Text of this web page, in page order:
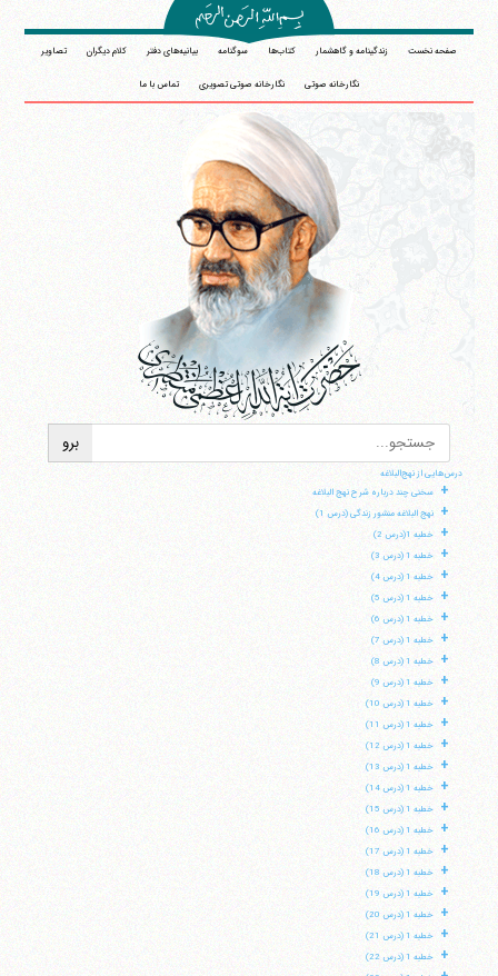
صفحه نخست زندگینامه و گاهشمار کتاب‌ها سوگنامه بیانیه‌های دفتر کلام دیگران تصاویر
نگارخانه صوتی نگارخانه صوتی تصویری تماس با ما
درس‌هایی از نهج‌البلاغه
+ سخنی چند درباره شرح نهج البلاغه
+ نهج البلاغه منشور زندگی (درس 1)
+ خطبه 1(درس 2)
+ خطبه 1 (درس 3)
+ خطبه 1 (درس 4)
+ خطبه 1 (درس 5)
+ خطبه 1 (درس 6)
+ خطبه 1 (درس 7)
+ خطبه 1 (درس 8)
+ خطبه 1 (درس 9)
+ خطبه 1 (درس 10)
+ خطبه 1 (درس 11)
+ خطبه 1 (درس 12)
+ خطبه 1 (درس 13)
+ خطبه 1 (درس 14)
+ خطبه 1 (درس 15)
+ خطبه 1 (درس 16)
+ خطبه 1 (درس 17)
+ خطبه 1 (درس 18)
+ خطبه 1 (درس 19)
+ خطبه 1 (درس 20)
+ خطبه 1 (درس 21)
+ خطبه 1 (درس 22)